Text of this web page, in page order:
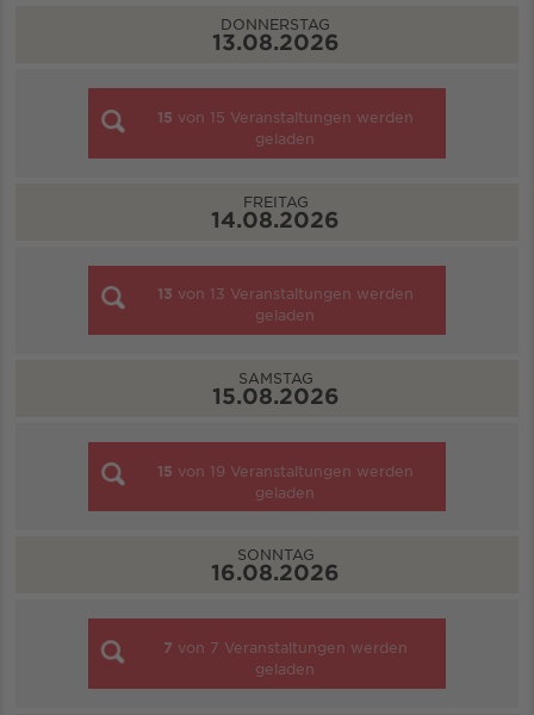
DONNERSTAG
13.08.2026
15 von 15 Veranstaltungen werden
geladen
FREITAG
14.08.2026
13 von 13 Veranstaltungen werden
geladen
SAMSTAG
15.08.2026
15 von 19 Veranstaltungen werden
geladen
SONNTAG
16.08.2026
7 von 7 Veranstaltungen werden
geladen